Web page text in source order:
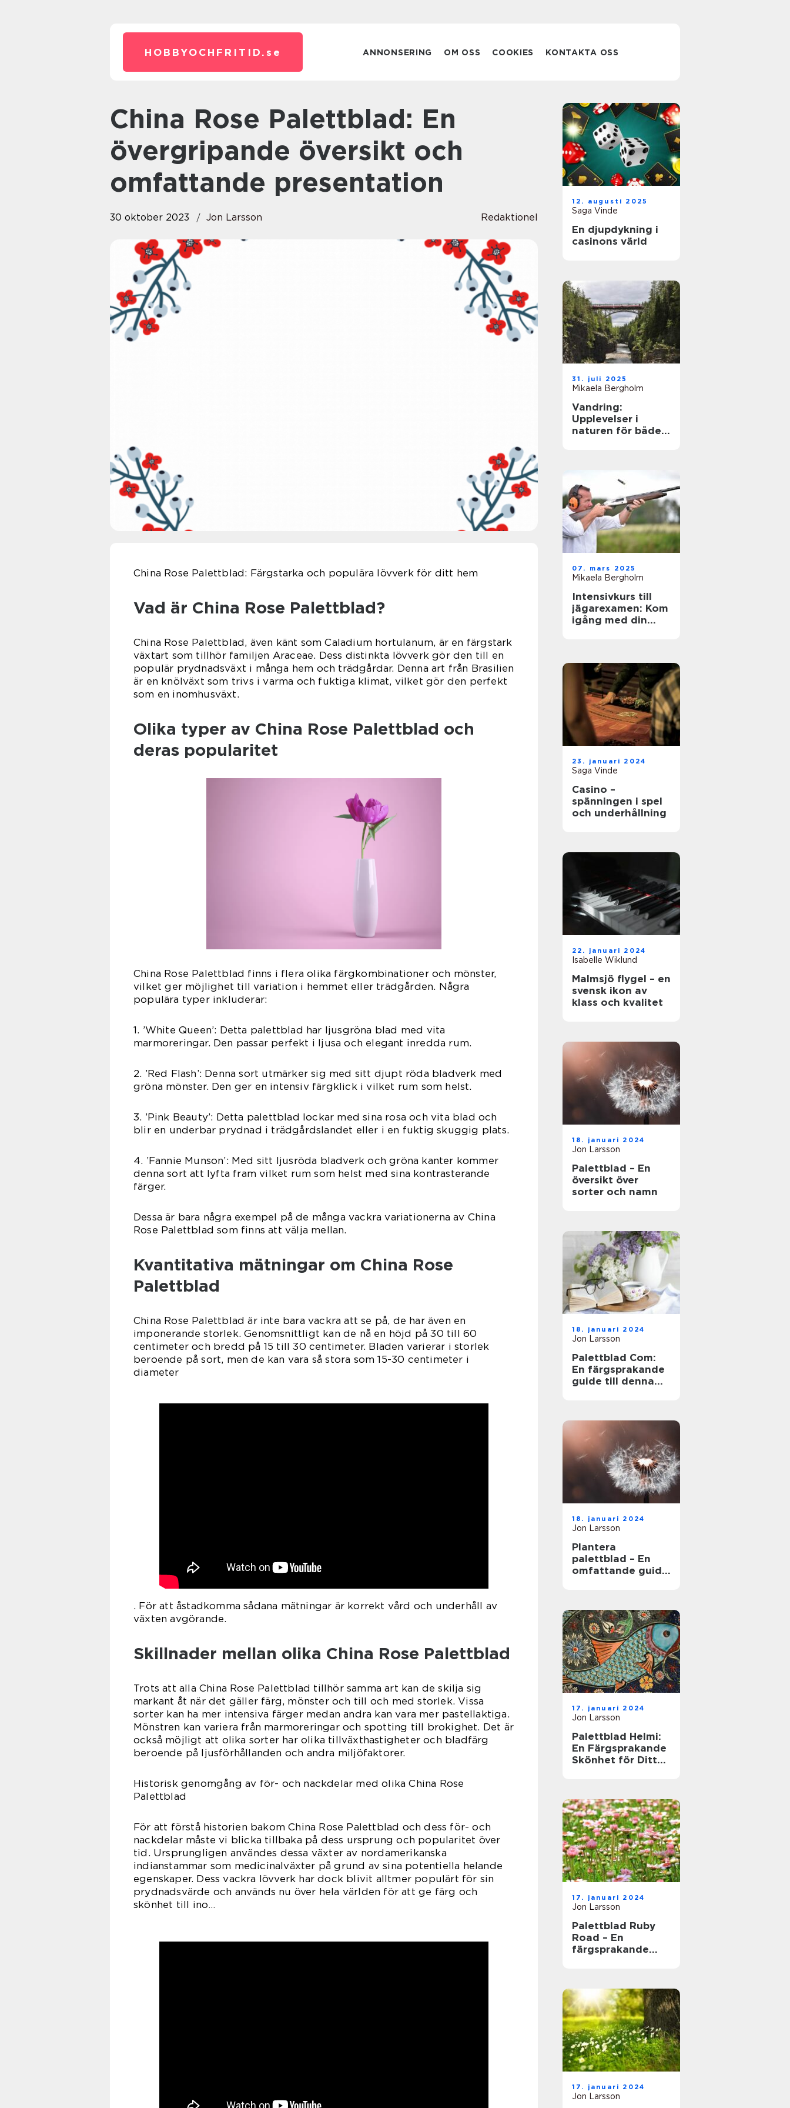
HOBBYOCHFRITID. se ANNONSERING OM OSS COOKIES KONTAKTA OSS
China Rose Palettblad: En
övergripande översikt och
omfattande presentation
30 oktober 2023 Jon Larsson Redaktionel
China Rose Palettblad: Färgstarka och populära lövverk för ditt hem
Vad är China Rose Palettblad?
China Rose Palettblad, även känt som Caladium hortulanum, är en färgstark
växtart som tillhör familjen Araceae. Dess distinkta lövverk gör den till en
populär prydnadsväxt i många hem och trädgårdar. Denna art från Brasilien
är en knölväxt som trivs i varma och fuktiga klimat, vilket gör den perfekt
som en inomhusväxt.
Olika typer av China Rose Palettblad och
deras popularitet
China Rose Palettblad finns i flera olika färgkombinationer och mönster,
vilket ger möjlighet till variation i hemmet eller trädgården. Några
populära typer inkluderar:
1. ’White Queen’: Detta palettblad har ljusgröna blad med vita
marmoreringar. Den passar perfekt i ljusa och elegant inredda rum.
2. ’Red Flash’: Denna sort utmärker sig med sitt djupt röda bladverk med
gröna mönster. Den ger en intensiv färgklick i vilket rum som helst.
3. ’Pink Beauty’: Detta palettblad lockar med sina rosa och vita blad och
blir en underbar prydnad i trädgårdslandet eller i en fuktig skuggig plats.
4. ’Fannie Munson’: Med sitt ljusröda bladverk och gröna kanter kommer
denna sort att lyfta fram vilket rum som helst med sina kontrasterande
färger.
Dessa är bara några exempel på de många vackra variationerna av China
Rose Palettblad som finns att välja mellan.
Kvantitativa mätningar om China Rose
Palettblad
China Rose Palettblad är inte bara vackra att se på, de har även en
imponerande storlek. Genomsnittligt kan de nå en höjd på 30 till 60
centimeter och bredd på 15 till 30 centimeter. Bladen varierar i storlek
beroende på sort, men de kan vara så stora som 15-30 centimeter i
diameter
. För att åstadkomma sådana mätningar är korrekt vård och underhåll av
växten avgörande.
Skillnader mellan olika China Rose Palettblad
Trots att alla China Rose Palettblad tillhör samma art kan de skilja sig
markant åt när det gäller färg, mönster och till och med storlek. Vissa
sorter kan ha mer intensiva färger medan andra kan vara mer pastellaktiga.
Mönstren kan variera från marmoreringar och spotting till brokighet. Det är
också möjligt att olika sorter har olika tillväxthastigheter och bladfärg
beroende på ljusförhållanden och andra miljöfaktorer.
Historisk genomgång av för- och nackdelar med olika China Rose
Palettblad
För att förstå historien bakom China Rose Palettblad och dess för- och
nackdelar måste vi blicka tillbaka på dess ursprung och popularitet över
tid. Ursprungligen användes dessa växter av nordamerikanska
indianstammar som medicinalväxter på grund av sina potentiella helande
egenskaper. Dess vackra lövverk har dock blivit alltmer populärt för sin
prydnadsvärde och används nu över hela världen för att ge färg och
skönhet till ino…
12. augusti 2025
Saga Vinde
En djupdykning i
casinons värld
31. juli 2025
Mikaela Bergholm
Vandring:
Upplevelser i
naturen för både
07. mars 2025
Mikaela Bergholm
Intensivkurs till
jägarexamen: Kom
igång med din
23. januari 2024
Saga Vinde
Casino –
spänningen i spel
och underhållning
22. januari 2024
Isabelle Wiklund
Malmsjö flygel – en
svensk ikon av
klass och kvalitet
18. januari 2024
Jon Larsson
Palettblad – En
översikt över
sorter och namn
18. januari 2024
Jon Larsson
Palettblad Com:
En färgsprakande
guide till denna
18. januari 2024
Jon Larsson
Plantera
palettblad – En
omfattande guide
17. januari 2024
Jon Larsson
Palettblad Helmi:
En Färgsprakande
Skönhet för Ditt
17. januari 2024
Jon Larsson
Palettblad Ruby
Road – En
färgsprakande
17. januari 2024
Jon Larsson